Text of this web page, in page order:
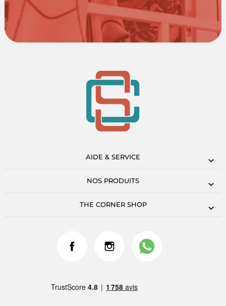
AIDE & SERVICE
NOS PRODUITS
THE CORNER SHOP